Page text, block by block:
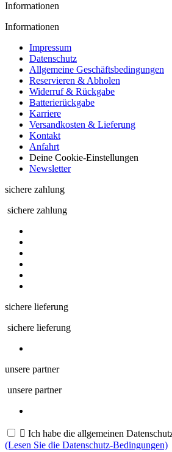
Informationen
Informationen
Impressum
Datenschutz
Allgemeine Geschäftsbedingungen
Reservieren & Abholen
Widerruf & Rückgabe
Batterierückgabe
Karriere
Versandkosten & Lieferung
Kontakt
Anfahrt
Deine Cookie-Einstellungen
Newsletter
sichere zahlung
sichere zahlung
sichere lieferung
sichere lieferung
unsere partner
unsere partner
 Ich habe die allgemeinen
(Lesen Sie die Datenschutz-Bedingungen)